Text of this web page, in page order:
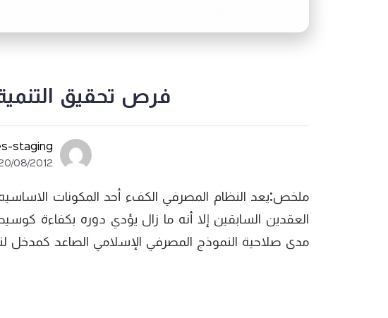
فرص تحقيق
staging
08/2012
ملخص:يعد النظام المصرفي الكفء أحد المكونات
العقدين السابقين إلا أنه ما زال يؤدي دوره بكفاءة
مدى صلاحية النموذج المصرفي الإسلامي الصاعد كمدخل